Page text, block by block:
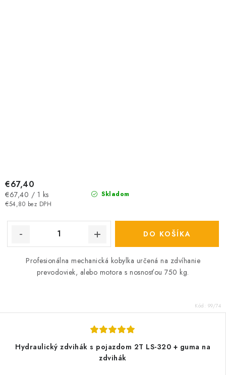
Skladom
€54,80 bez DPH
€67,40
Jednotková
cena:
€67,40 / 1 ks
DO KOŠÍKA
Profesionálna mechanická kobylka určená na zdvíhanie
prevodoviek, alebo motora s nosnosťou 750 kg.
Kód: 99/74
Hydraulický zdvihák s pojazdom 2T LS-320 + guma na
zdvihák